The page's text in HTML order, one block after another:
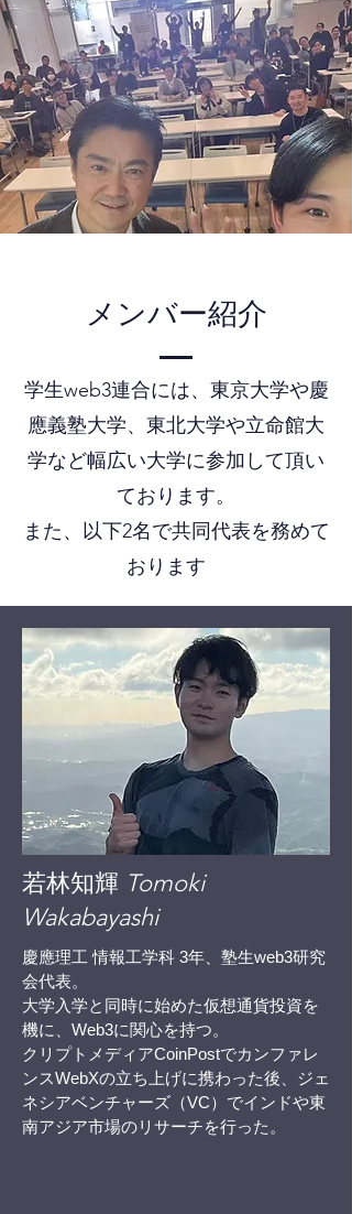
メンバー紹介
学生web3連合には、東京大学や慶
應義塾大学、東北大学や立命館大
学など幅広い大学に参加して頂い
ております。
また、以下2名で共同代表を務めて
おります
​若林知輝 Tomoki
Wakabayashi
慶應理工 情報工学科 3年、塾生web3研究
会代表。
大学入学と同時に始めた仮想通貨投資を
機に、Web3に関心を持つ。
クリプトメディアCoinPostでカンファレ
ンスWebXの立ち上げに携わった後、ジェ
ネシアベンチャーズ（VC）でインドや東
南アジア市場のリサーチを行った。